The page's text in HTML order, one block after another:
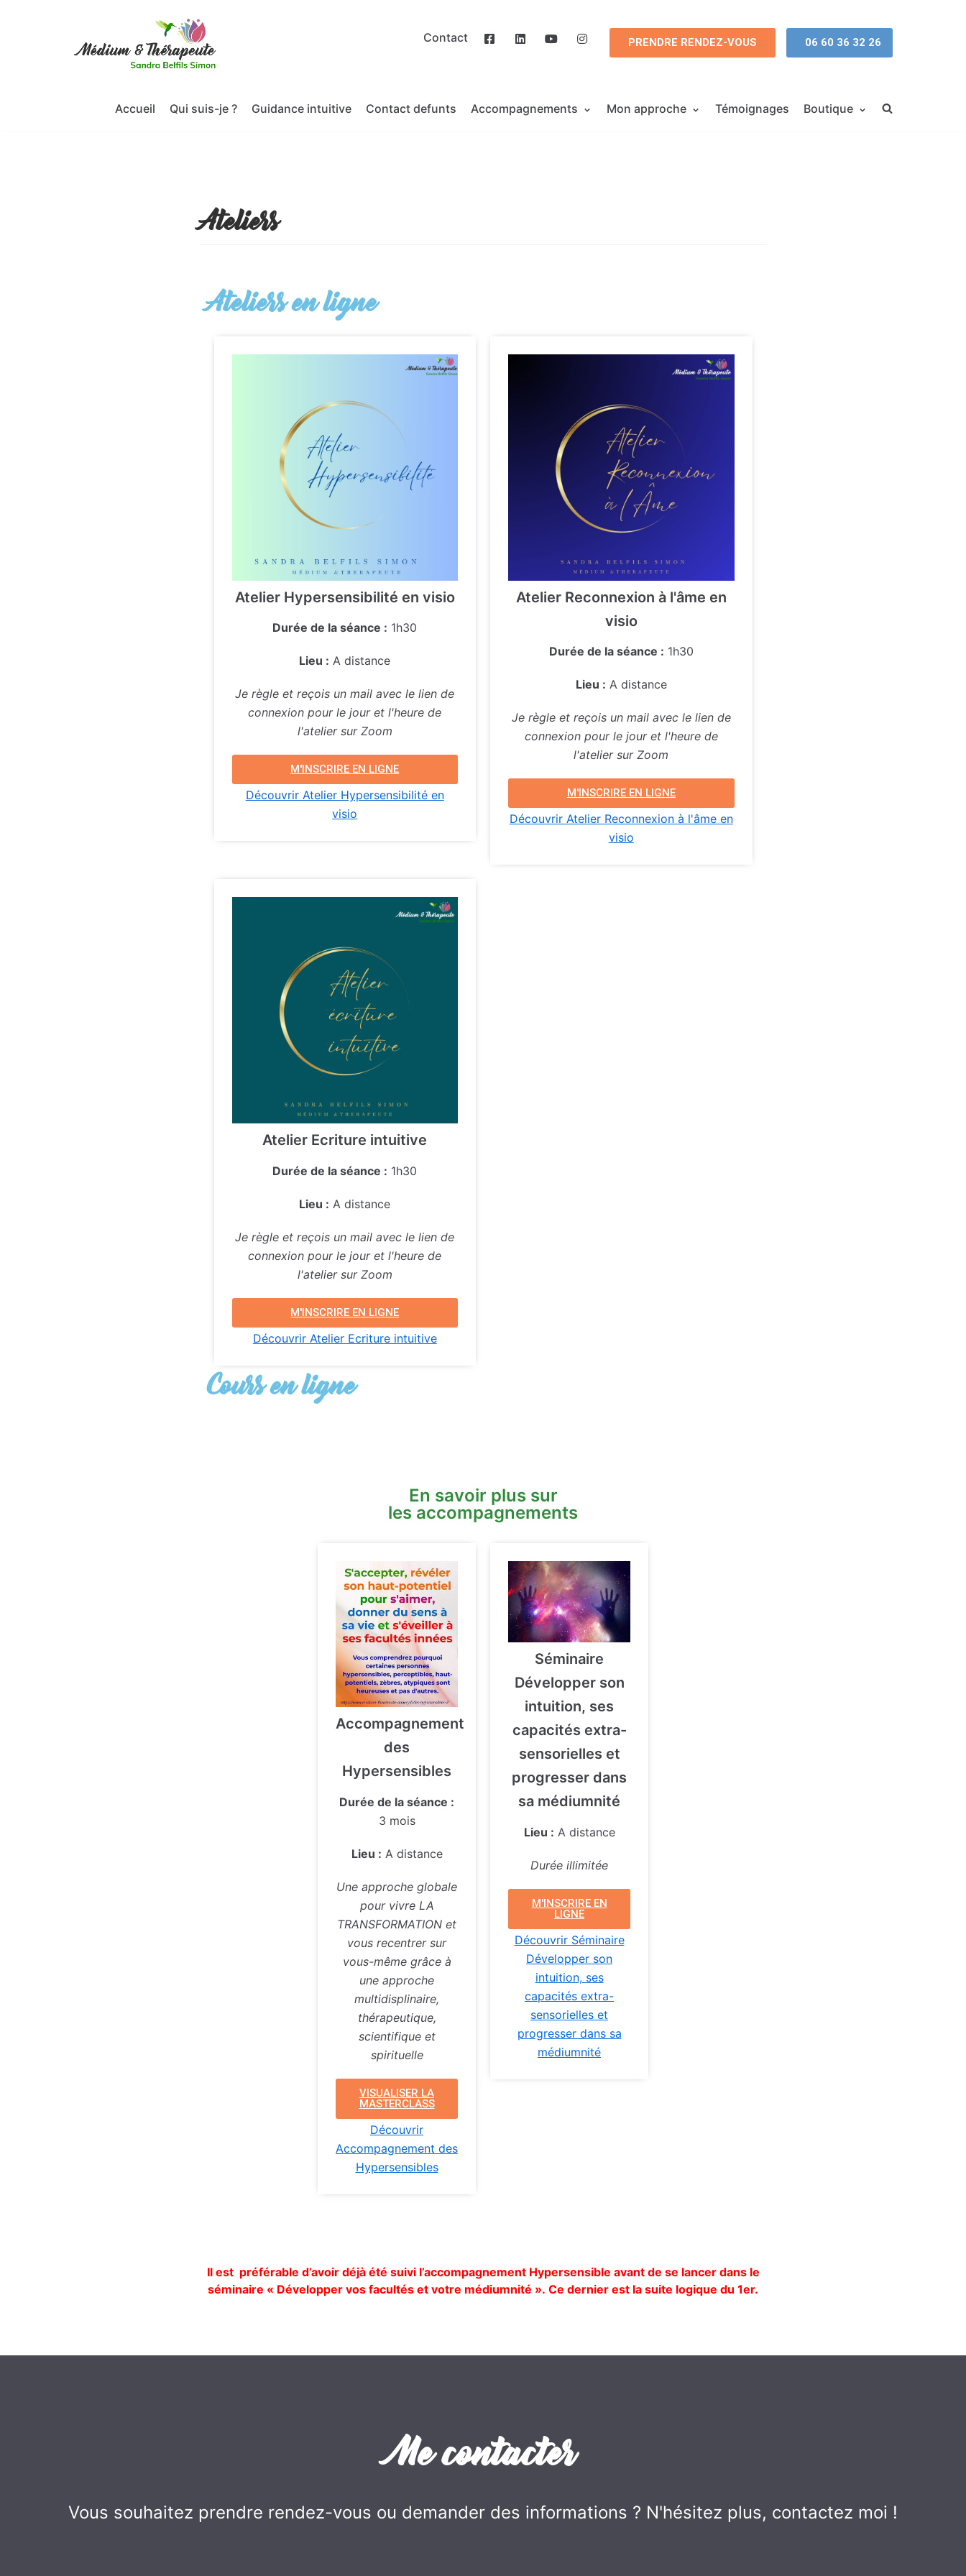
Contact PRENDRE RENDEZ-VOUS 06 60 36 32 26
Accueil Qui suis-je ? Guidance intuitive Contact defunts Accompagnements Mon approche Témoignages Boutique
Ateliers
Ateliers en ligne
Atelier Hypersensibilité en visio
Durée de la séance : 1h30
Lieu : A distance
Je règle et reçois un mail avec le lien de
connexion pour le jour et l'heure de
l'atelier sur Zoom
M'INSCRIRE EN LIGNE
Découvrir Atelier Hypersensibilité en
visio
Atelier Reconnexion à l'âme en
visio
Durée de la séance : 1h30
Lieu : A distance
Je règle et reçois un mail avec le lien de
connexion pour le jour et l'heure de
l'atelier sur Zoom
M'INSCRIRE EN LIGNE
Découvrir Atelier Reconnexion à l'âme en
visio
Atelier Ecriture intuitive
Durée de la séance : 1h30
Lieu : A distance
Je règle et reçois un mail avec le lien de
connexion pour le jour et l'heure de
l'atelier sur Zoom
M'INSCRIRE EN LIGNE
Découvrir Atelier Ecriture intuitive
Cours en ligne
En savoir plus sur
les accompagnements
Accompagnement
des
Hypersensibles
Durée de la séance :
3 mois
Lieu : A distance
Une approche globale
pour vivre LA
TRANSFORMATION et
vous recentrer sur
vous-même grâce à
une approche
multidisplinaire,
thérapeutique,
scientifique et
spirituelle
VISUALISER LA
MASTERCLASS
Découvrir
Accompagnement des
Hypersensibles
Séminaire
Développer son
intuition, ses
capacités extra-
sensorielles et
progresser dans
sa médiumnité
Lieu : A distance
Durée illimitée
M'INSCRIRE EN
LIGNE
Découvrir Séminaire
Développer son
intuition, ses
capacités extra-
sensorielles et
progresser dans sa
médiumnité
Il est préférable d’avoir déjà été suivi l’accompagnement Hypersensible avant de se lancer dans le
séminaire « Développer vos facultés et votre médiumnité ». Ce dernier est la suite logique du 1er.
Me contacter
Vous souhaitez prendre rendez-vous ou demander des informations ? N'hésitez plus, contactez moi !